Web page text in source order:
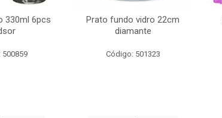
330ml 6pcs
Prato fundo vidro 22cm
diamante
Código: 501323